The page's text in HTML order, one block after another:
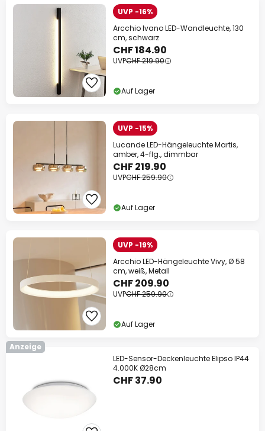
UVP -16%
Arcchio Ivano LED-Wandleuchte, 130
cm, schwarz
CHF 184.90
UVPCHF 219.90
Auf Lager
UVP -15%
Lucande LED-Hängeleuchte Martis,
amber, 4-flg., dimmbar
CHF 219.90
UVPCHF 259.90
Auf Lager
UVP -19%
Arcchio LED-Hängeleuchte Vivy, Ø 58
cm, weiß, Metall
CHF 209.90
UVPCHF 259.90
Auf Lager
Anzeige
LED-Sensor-Deckenleuchte Elipso IP44
4.000K Ø28cm
CHF 37.90